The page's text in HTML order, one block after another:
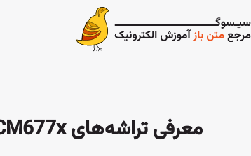
معرفی تراشه‌های BCM677x برادکام برای وای‌فای 8 و مودم‌های 5G FWA